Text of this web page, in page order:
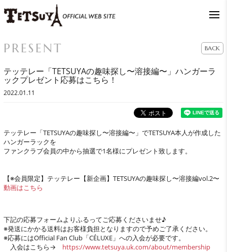
PRESENT BACK
テッテレー「TETSUYAの趣味探し〜溶接編〜」ハンガーラ
ックプレゼント応募はこちら！
2022.01.11
テッテレー「TETSUYAの趣味探し〜溶接編〜」でTETSUYA本人が作成した
ハンガーラックを
ファンクラブ会員の中から抽選で1名様にプレゼント致します。
【※会員限定】テッテレー【新企画】TETSUYAの趣味探し〜溶接編vol.2〜
動画はこちら
下記の応募フォームよりふるってご応募くださいませ♪
※発送にかかる送料はお客様負担となりますので予めご了承ください。
※応募にはOfficial Fan Club「CÉLUXE」への入会が必要です。
入会はこちら→ https://www.tetsuya.uk.com/about/membership